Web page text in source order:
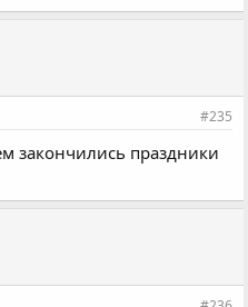
#235
закончились праздники